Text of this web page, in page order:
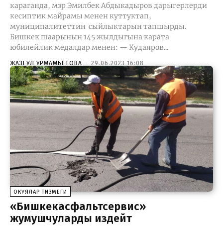
караганда, мэр Эмилбек Абдыкадыров дарыгерлерди
кесиптик майрамы менен куттуктап,
муниципалитеттин сыйлыктарын тапшырды.
Бишкек шаарынын 145 жылдыгына карата
юбилейлик медалдар менен: — Кудаяров...
ЖАЗГУЛ УРМАМБЕТОВА - 29.06.2023 16:08
ОКУЯЛАР ТИЗМЕГИ
«Бишкекасфальтсервис»
жумушчуларды издейт